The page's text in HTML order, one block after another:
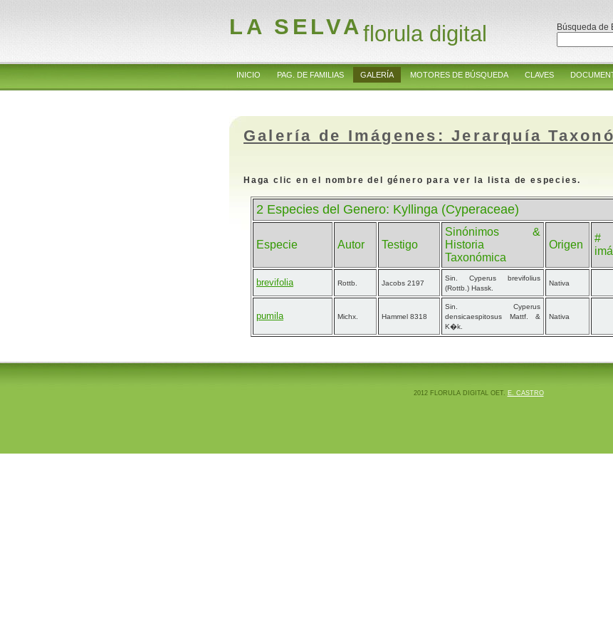
LA SELVAflorula digital Búsqueda de
INICIO PAG. DE FAMILIAS GALERÍA MOTORES DE BÚSQUEDA CLAVES
Galería de Imágenes: Jerarquía
Haga clic en el nombre del género para ver la lista de especies.
2 Especies del Genero: Kyllinga (Cyperaceae)
Especie Autor Testigo
Sinónimos &
Historia
Taxonómica
Origen
#
brevifolia Rottb. Jacobs 2197
Sin. Cyperus brevifolius
(Rottb.) Hassk.
Nativa
pumila Michx. Hammel 8318
Sin. Cyperus
densicaespitosus Mattf. &
K�k.
Nativa
2012 FLORULA DIGITAL OET. E. CASTRO